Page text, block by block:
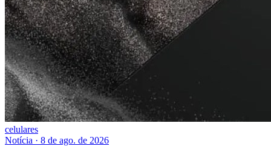
celulares
Notícia · 8 de ago. de 2026